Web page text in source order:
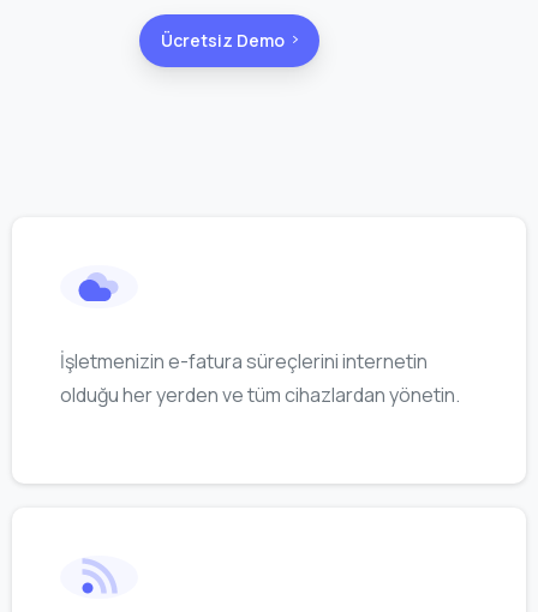
Ücretsiz Demo
İşletmenizin e-fatura süreçlerini internetin
olduğu her yerden ve tüm cihazlardan yönetin.